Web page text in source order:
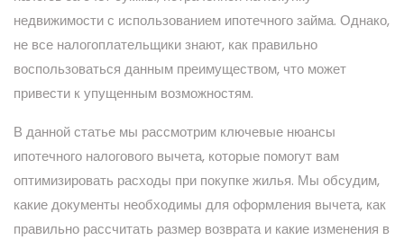
недвижимости с использованием ипотечного займа. Однако,
не все налогоплательщики знают, как правильно
воспользоваться данным преимуществом, что может
привести к упущенным возможностям.
В данной статье мы рассмотрим ключевые нюансы
ипотечного налогового вычета, которые помогут вам
оптимизировать расходы при покупке жилья. Мы обсудим,
какие документы необходимы для оформления вычета, как
правильно рассчитать размер возврата и какие изменения в